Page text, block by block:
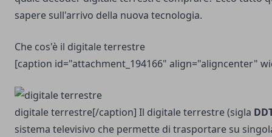
sapere sull'arrivo della nuova tecnologia.
Che cos'è il digitale terrestre
[caption id="attachment_194166" align="aligncenter"
digitale terrestre[/caption] Il digitale terrestre (sigla
sistema televisivo che permette di trasportare su